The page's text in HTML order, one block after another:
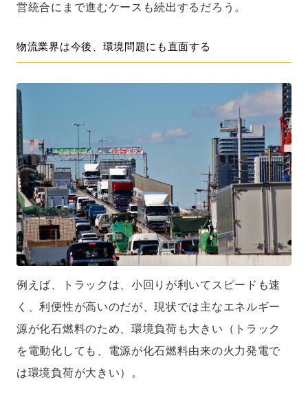
営統合にまで進むケースも続出するだろう。
物流業界は今後、環境問題にも直面する
例えば、トラックは、小回りが利いてスピードも速
く、利便性が高いのだが、現状では主なエネルギー
源が化石燃料のため、環境負荷も大きい（トラック
を電動化しても、電源が化石燃料由来の火力発電で
は環境負荷が大きい）。